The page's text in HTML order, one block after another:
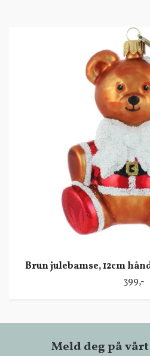
Brun julebamse, 12cm
399,-
Meld deg på